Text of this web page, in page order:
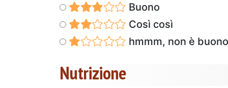
Buono
Così così
hmmm, non è buono
Nutrizione